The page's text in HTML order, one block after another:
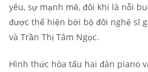
yêu, sự mạnh mẽ, đôi khi là nỗi
được thể hiện bởi bộ đôi nghệ sĩ
và Trần Thị Tâm Ngọc.
Hình thức hòa tấu hai đàn piano